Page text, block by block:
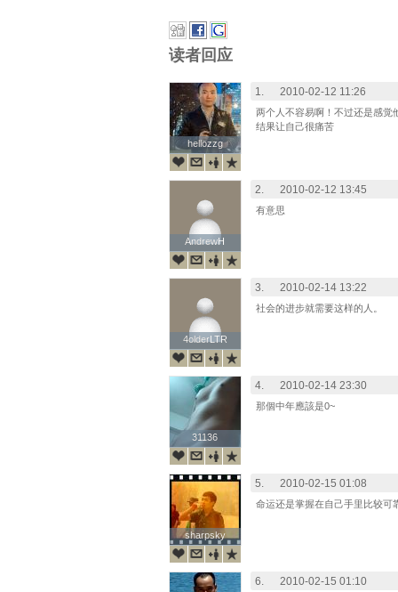
读者回应
hellozzg
hellozzg
1. 2010-02-12 11:26
两个人不容易啊！不过还是感觉
结果让自己很痛苦
AndrewH
AndrewH
2. 2010-02-12 13:45
有意思
4olderLTR
4olderLTR
3. 2010-02-14 13:22
社会的进步就需要这样的人。
31136
31136
4. 2010-02-14 23:30
那個中年應該是0~
sharpsky
sharpsky
5. 2010-02-15 01:08
命运还是掌握在自己手里比较可
6. 2010-02-15 01:10